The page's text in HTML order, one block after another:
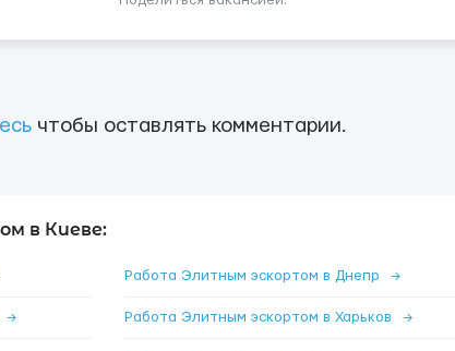
чтобы оставлять комментарии.
в Киеве:
Работа Элитным эскортом в Днепр →
→ Работа Элитным эскортом в Харьков →